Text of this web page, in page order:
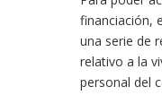
financiación,
una serie de
relativo a la
personal del